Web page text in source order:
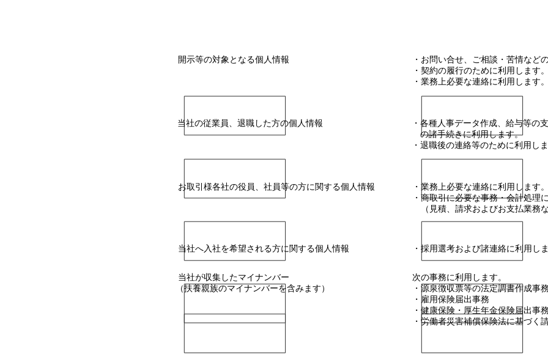
開示等の対象となる個人情報
・お問い合せ、ご相談・苦情など
・契約の履行のために利用します
・業務上必要な連絡に利用します
当社の従業員、退職した方の個人情報
・各種人事データ作成、給与等の
の諸手続きに利用します。
・退職後の連絡等のために利用し
お取引様各社の役員、社員等の方に関する個人情報
・業務上必要な連絡に利用します
・商取引に必要な事務・会計処理
（見積、請求およびお支払業務
当社へ入社を希望される方に関する個人情報
当社が収集したマイナンバー
（扶養親族のマイナンバーを含みます）
・採用選考および諸連絡に利用し
次の事務に利用します。
・源泉徴収票等の法定調書作成事
・雇用保険届出事務
・健康保険・厚生年金保険届出事
・労働者災害補償保険法に基づく